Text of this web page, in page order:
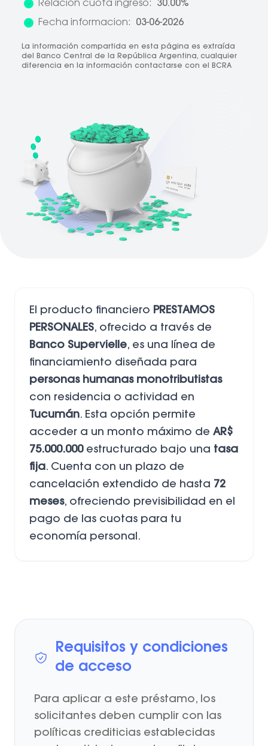
Relacion cuota ingreso:
30.00%
Fecha informacion:
03-06-2026
La información compartida en esta página es extraída
del Banco Central de la República Argentina, cualquier
diferencia en la información contactarse con el BCRA
El producto financiero PRESTAMOS
PERSONALES, ofrecido a través de
Banco Supervielle, es una línea de
financiamiento diseñada para
personas humanas monotributistas
con residencia o actividad en
Tucumán. Esta opción permite
acceder a un monto máximo de AR$
75.000.000estructurado bajo una tasa
fija. Cuenta con un plazo de
cancelación extendido de hasta 72
meses, ofreciendo previsibilidad en el
pago de las cuotas para tu
economía personal.
Requisitos y condiciones
de acceso
Para aplicar a este préstamo, los
solicitantes deben cumplir con las
políticas crediticias establecidas